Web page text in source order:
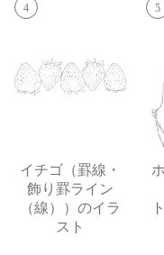
4
イチゴ（罫線・
飾り罫ライン
（線））のイラ
スト
5